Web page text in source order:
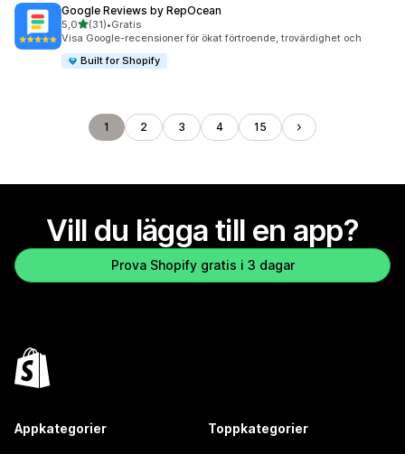
Google Reviews by RepOcean
5,0av 5 stjärnor
(31)
31 recensioner totalt
•Gratis
Visa Google-recensioner för ökat förtroende, trovärdighet och
Built for Shopify
1 2 3 4 15
Vill du lägga till en app?
Prova Shopify gratis i 3 dagar
Appkategorier Toppkategorier